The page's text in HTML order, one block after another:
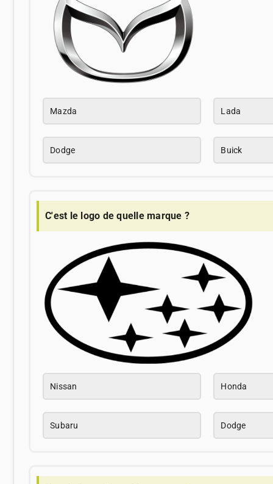
Mazda Lada
Dodge Buick
C'est le logo de quelle marque ?
Nissan Honda
Subaru Dodge